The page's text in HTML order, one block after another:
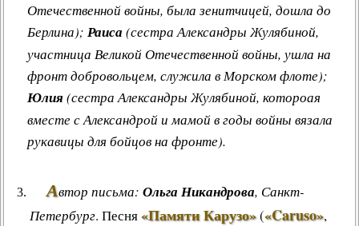
Отечественной войны, была зенитчицей, дошла до
Берлина); Раиса (сестра Александры Жулябиной,
участница Великой Отечественной войны, ушла на
фронт добровольцем, служила в Морском флоте);
Юлия (сестра Александры Жулябиной, котороая
вместе с Александрой и мамой в годы войны вязала
рукавицы для бойцов на фронте).
Автор письма: Ольга Никандрова, Санкт-
Петербург. Песня«Памяти Карузо»(«Caruso»,